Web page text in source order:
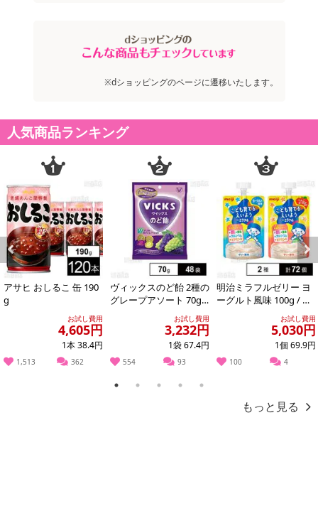
注意事項
お申込みの際は 「商品情報」に記載されている「注意事項」を
必ずご確認ください。
【キャンセルについて】
※お申込み後のキャンセルはお受けできません。
記載されている内容を必ずご確認いただき、お届けする商品セット
にご納得いただきましたうえでお申し込みください。
※パッケージ変更や商品リニューアル(成分など含む)等により、参考
の掲載画像や画像内のバーコードなど、お届け商品と多少異なる場
また、[新たな加工食品の原料原産地表示制度]の経過措置期間の終
※dショッピングのページに遷移いたします。
人気商品ランキング
Previous
アサヒ おしるこ 缶 190
g
お試し費用
4,605円
1本 38.4円
1,513 362
ヴィックスのど飴 2種の
グレープアソート 70g
お試し費用
3,232円
1袋 67.4円
554 93
明治ミラフルゼリー ヨ
ーグルト風味 100g / り
んごヨーグルト風味 10
お試し費用
5,030円
1個 69.9円
100 4
Next
1 2 3 4 5
もっと見る